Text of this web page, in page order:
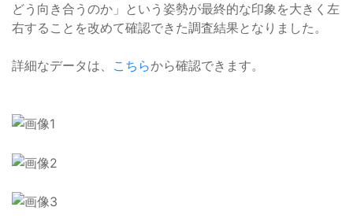
どう向き合うのか」という姿勢が最終的な印象を大きく左
右することを改めて確認できた調査結果となりました。
詳細なデータは、 こちらから確認できます。